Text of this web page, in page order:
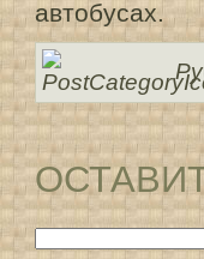
автобусах.